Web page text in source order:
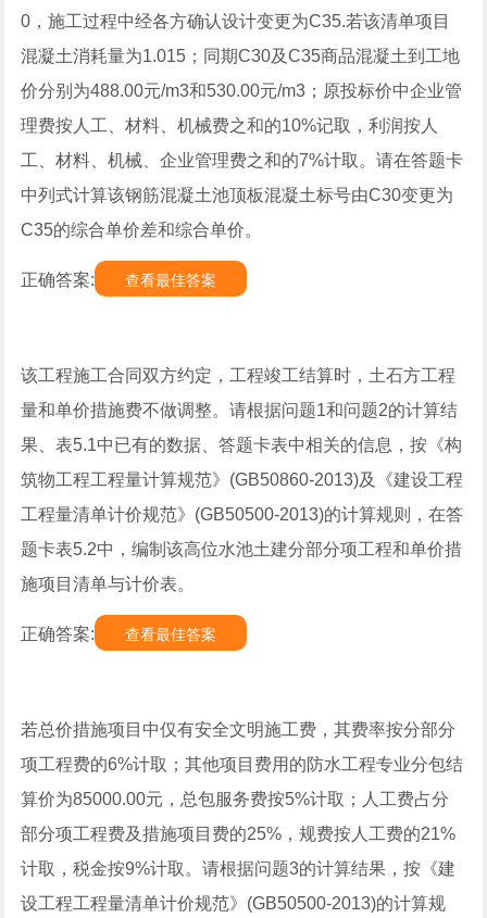
0，施工过程中经各方确认设计变更为C35.若该清单项目
混凝土消耗量为1.015；同期C30及C35商品混凝土到工地
价分别为488.00元/m3和530.00元/m3；原投标价中企业管
理费按人工、材料、机械费之和的10%记取，利润按人
工、材料、机械、企业管理费之和的7%计取。请在答题卡
中列式计算该钢筋混凝土池顶板混凝土标号由C30变更为
C35的综合单价差和综合单价。
正确答案: 查看最佳答案
该工程施工合同双方约定，工程竣工结算时，土石方工程
量和单价措施费不做调整。请根据问题1和问题2的计算结
果、表5.1中已有的数据、答题卡表中相关的信息，按《构
筑物工程工程量计算规范》(GB50860-2013)及《建设工程
工程量清单计价规范》(GB50500-2013)的计算规则，在答
题卡表5.2中，编制该高位水池土建分部分项工程和单价措
施项目清单与计价表。
正确答案: 查看最佳答案
若总价措施项目中仅有安全文明施工费，其费率按分部分
项工程费的6%计取；其他项目费用的防水工程专业分包结
算价为85000.00元，总包服务费按5%计取；人工费占分
部分项工程费及措施项目费的25%，规费按人工费的21%
计取，税金按9%计取。请根据问题3的计算结果，按《建
设工程工程量清单计价规范》(GB50500-2013)的计算规